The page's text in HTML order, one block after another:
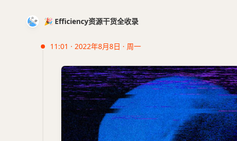
🎉 Efficiency资源干货全收录
11:01 · 2022年8月8日 · 周一